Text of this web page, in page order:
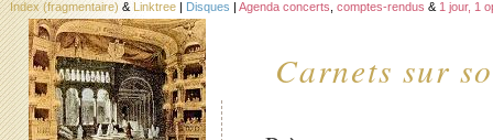
Carnets sur
Index (fragmentaire) & Linktree | Disques | Agenda concerts comptes-rendus & 1 jour, 1